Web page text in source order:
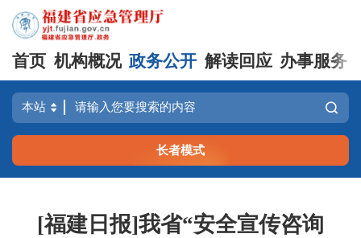
首页 机构概况 政务公开 解读回应 办事服务
长者模式
[福建日报]我省“安全宣传咨询